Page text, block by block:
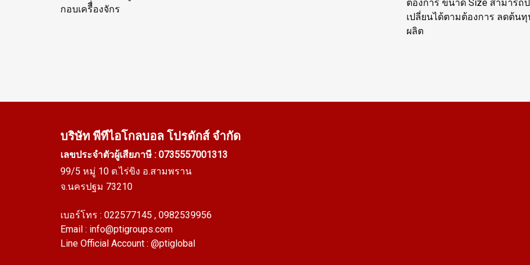
กอบเครืื่องจักร
ต้องการ ขนาด Size สามารถ
เปลี่ยนได้ตามต้องการ ลดต้นทุ
ผลิต
บริษัท พีทีไอโกลบอล โปรดักส์ จำกัด
เลขประจำตัวผู้เสียภาษี : 0735557001313
99/5 หมู่ 10 ต.ไร่ขิง อ.สามพราน
จ.นครปฐม 73210
เบอร์โทร : 022577145 , 0982539956
Email : info@ptigroups.com
Line Official Account : @ptiglobal